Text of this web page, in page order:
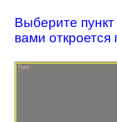
Выберите
вами откроется